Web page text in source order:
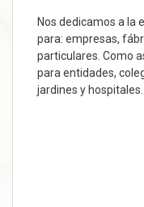
Nos dedicamos a la
para: empresas,
particulares. Como
para entidades,
jardines y hospitales.